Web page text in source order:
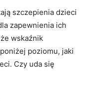
szczepienia dzieci
zapewnienia ich
wskaźnik
poziomu, jaki
Czy uda się